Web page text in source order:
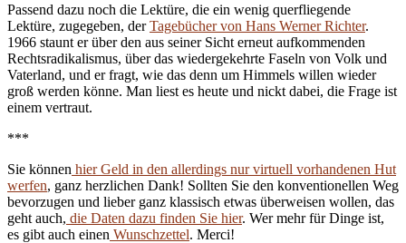
Passend dazu noch die Lektüre, die ein wenig querfliegende
Lektüre, zugegeben, derTagebücher von Hans Werner Richter.
1966 staunt er über den aus seiner Sicht erneut aufkommenden
Rechtsradikalismus, über das wiedergekehrte Faseln von Volk und
Vaterland, und er fragt, wie das denn um Himmels willen wieder
groß werden könne. Man liest es heute und nickt dabei, die Frage ist
einem vertraut.
***
Sie können hier Geld in den allerdings nur virtuell vorhandenen Hut
werfen, ganz herzlichen Dank! Sollten Sie den konventionellen Weg
bevorzugen und lieber ganz klassisch etwas überweisen wollen, das
geht auch, die Daten dazu finden Sie hier. Wer mehr für Dinge ist,
es gibt auch einen Wunschzettel. Merci!